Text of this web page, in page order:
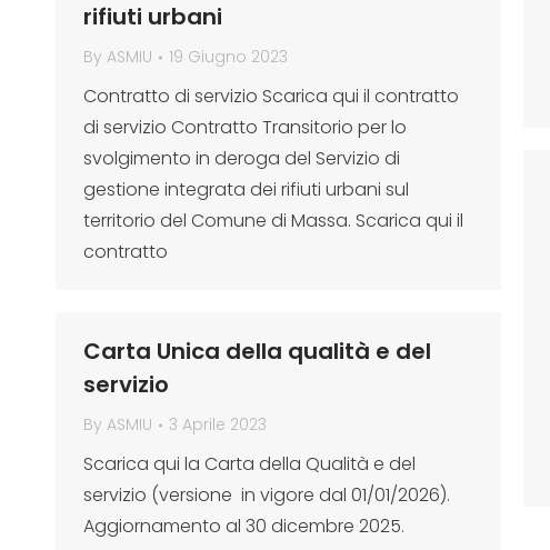
rifiuti urbani
By ASMIU 19 Giugno 2023
Contratto di servizio Scarica qui il contratto
di servizio Contratto Transitorio per lo
svolgimento in deroga del Servizio di
gestione integrata dei rifiuti urbani sul
territorio del Comune di Massa. Scarica qui il
contratto
Carta Unica della qualità e del
servizio
By ASMIU 3 Aprile 2023
Scarica qui la Carta della Qualità e del
servizio (versione in vigore dal 01/01/2026).
Aggiornamento al 30 dicembre 2025.